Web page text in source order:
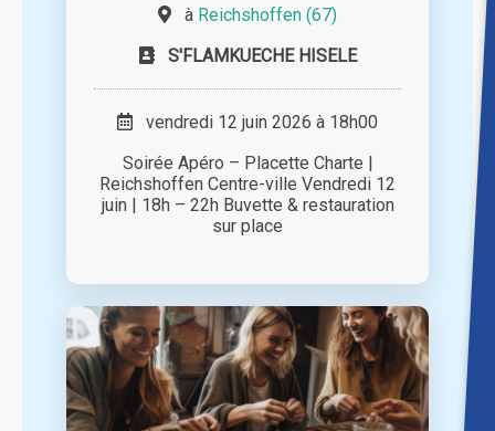
à Reichshoffen (67)
S'FLAMKUECHE HISELE
vendredi 12 juin 2026 à 18h00
Soirée Apéro – Placette Charte |
Reichshoffen Centre-ville Vendredi 12
juin | 18h – 22h Buvette & restauration
sur place